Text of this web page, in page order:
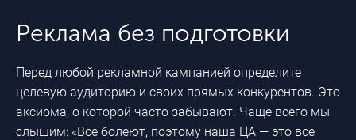
Реклама без подготовки
Перед любой рекламной кампанией определите
целевую аудиторию и своих прямых конкурентов. Это
аксиома, о которой часто забывают. Чаще всего мы
слышим: «Все болеют, поэтому наша ЦА — это все